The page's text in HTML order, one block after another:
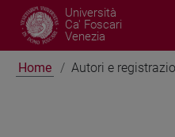
Università
Ca' Foscari
Venezia
Home Autori e